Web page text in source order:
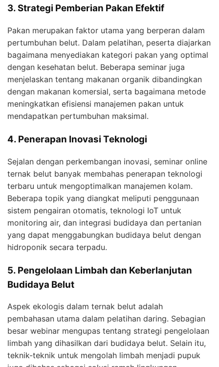
3. Strategi Pemberian Pakan Efektif
Pakan merupakan faktor utama yang berperan dalam
pertumbuhan belut. Dalam pelatihan, peserta diajarkan
bagaimana menyediakan kategori pakan yang optimal
dengan kesehatan belut. Beberapa seminar juga
menjelaskan tentang makanan organik dibandingkan
dengan makanan komersial, serta bagaimana metode
meningkatkan efisiensi manajemen pakan untuk
mendapatkan pertumbuhan maksimal.
4. Penerapan Inovasi Teknologi
Sejalan dengan perkembangan inovasi, seminar online
ternak belut banyak membahas penerapan teknologi
terbaru untuk mengoptimalkan manajemen kolam.
Beberapa topik yang diangkat meliputi penggunaan
sistem pengairan otomatis, teknologi IoT untuk
monitoring air, dan integrasi budidaya dan pertanian
yang dapat menggabungkan budidaya belut dengan
hidroponik secara terpadu.
5. Pengelolaan Limbah dan Keberlanjutan
Budidaya Belut
Aspek ekologis dalam ternak belut adalah
pembahasan utama dalam pelatihan daring. Sebagian
besar webinar mengupas tentang strategi pengelolaan
limbah yang dihasilkan dari budidaya belut. Selain itu,
teknik-teknik untuk mengolah limbah menjadi pupuk